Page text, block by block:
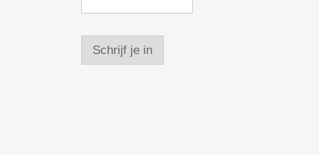
Schrijf je in